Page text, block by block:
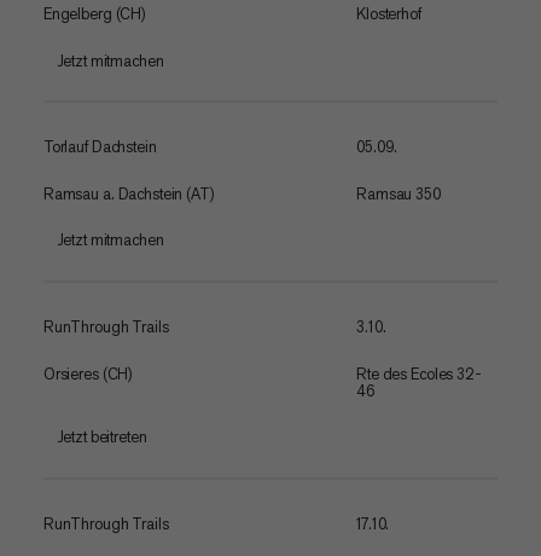
Engelberg (CH) Klosterhof
Jetzt mitmachen
05.09.
Ramsau a. Dachstein (AT)
Torlauf Dachstein
Ramsau 350
Jetzt mitmachen
3.10.
Orsieres (CH)
RunThrough Trails
Rte des Ecoles 32-
46
Jetzt beitreten
17.10.
RunThrough Trails